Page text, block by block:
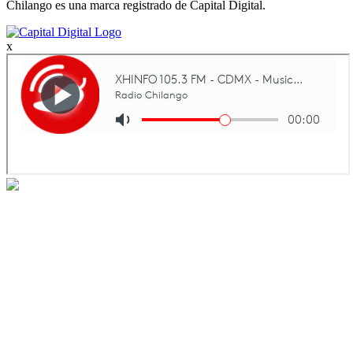
Chilango es una marca registrado de Capital Digital.
x